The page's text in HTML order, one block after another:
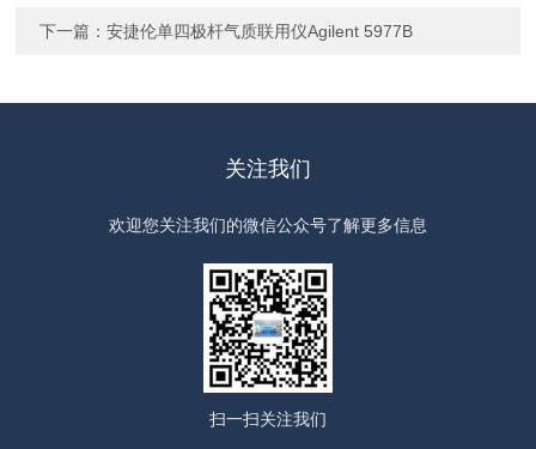
下一篇：安捷伦单四极杆气质联用仪Agilent 5977B
关注我们
欢迎您关注我们的微信公众号了解更多信息
扫一扫关注我们